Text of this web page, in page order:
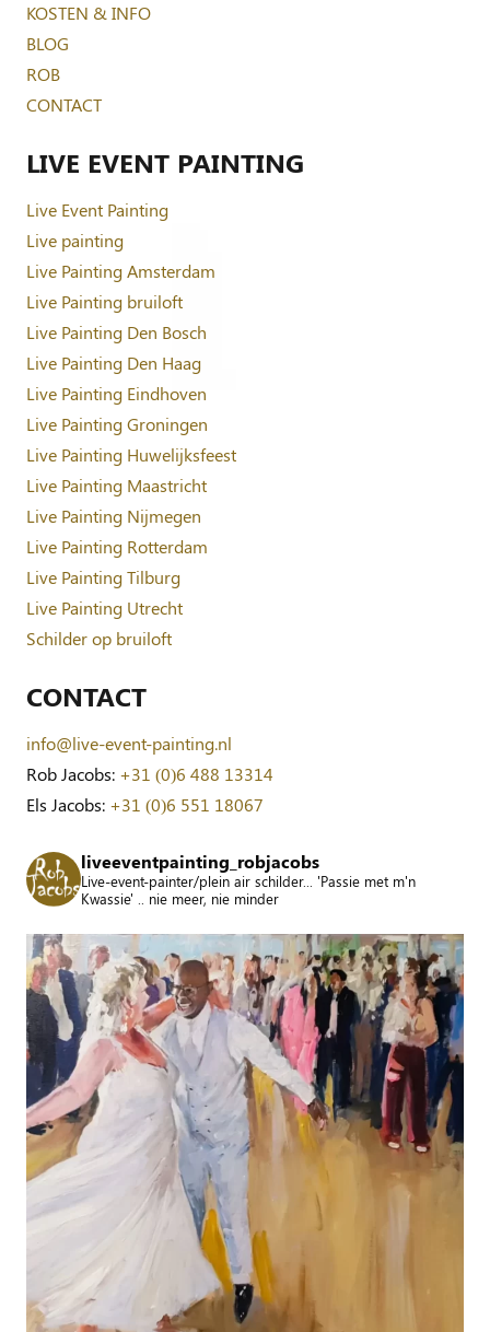
KOSTEN & INFO
BLOG
ROB
CONTACT
LIVE EVENT PAINTING
Live Event Painting
Live painting
Live Painting Amsterdam
Live Painting bruiloft
Live Painting Den Bosch
Live Painting Den Haag
Live Painting Eindhoven
Live Painting Groningen
Live Painting Huwelijksfeest
Live Painting Maastricht
Live Painting Nijmegen
Live Painting Rotterdam
Live Painting Tilburg
Live Painting Utrecht
Schilder op bruiloft
CONTACT
info@live-event-painting.nl
Rob Jacobs: +31 (0)6 488 13314
Els Jacobs: +31 (0)6 551 18067
liveeventpainting_robjacobs
Live-event-painter/plein air schilder... 'Passie met m'n
Kwassie' .. nie meer, nie minder